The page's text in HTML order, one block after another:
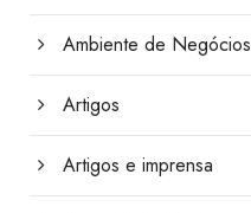
Ambiente de Negócios
Artigos
Artigos e imprensa